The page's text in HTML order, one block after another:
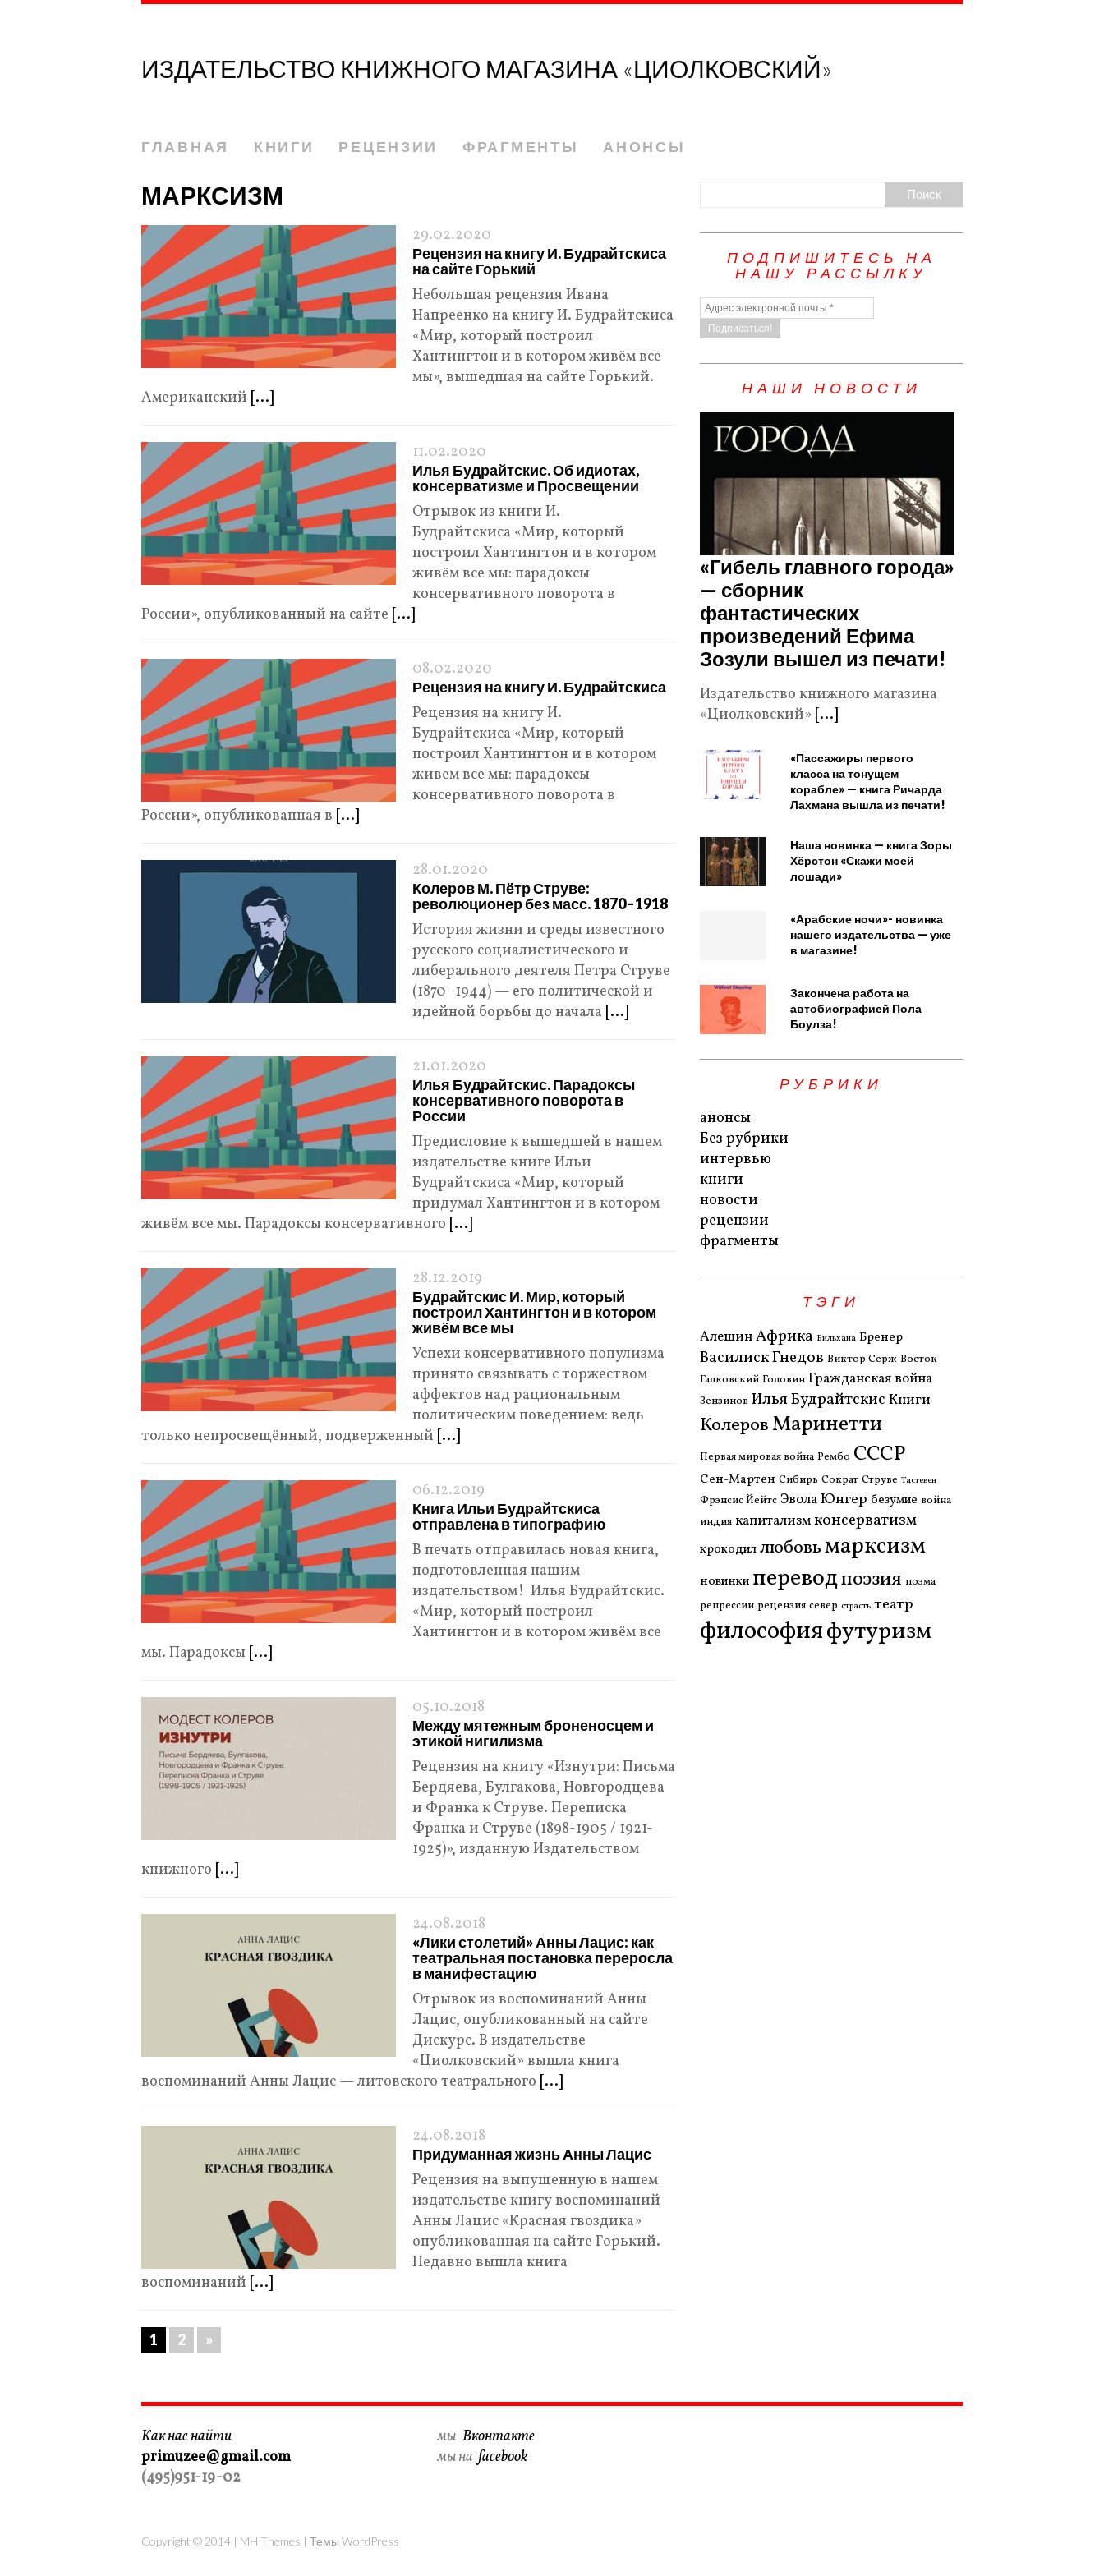
ИЗДАТЕЛЬСТВО КНИЖНОГО МАГАЗИНА «ЦИОЛКОВСКИЙ»
ГЛАВНАЯ КНИГИ РЕЦЕНЗИИ ФРАГМЕНТЫ АНОНСЫ
МАРКСИЗМ
29.02.2020
Рецензия на книгу И. Будрайтскиса
на сайте Горький
Небольшая рецензия Ивана
Напреенко на книгу И. Будрайтскиса
«Мир, который построил
Хантингтон и в котором живём все
мы», вышедшая на сайте Горький.
Американский [...]
11.02.2020
Илья Будрайтскис. Об идиотах,
консерватизме и Просвещении
Отрывок из книги И.
Будрайтскиса «Мир, который
построил Хантингтон и в котором
живём все мы: парадоксы
консервативного поворота в
России», опубликованный на сайте [...]
08.02.2020
Рецензия на книгу И. Будрайтскиса
Рецензия на книгу И.
Будрайтскиса «Мир, который
построил Хантингтон и в котором
живем все мы: парадоксы
консервативного поворота в
России», опубликованная в [...]
28.01.2020
Колеров М. Пётр Струве:
революционер без масс. 1870–1918
История жизни и среды известного
русского социалистического и
либерального деятеля Петра Струве
(1870–1944) — его политической и
идейной борьбы до начала [...]
21.01.2020
Илья Будрайтскис. Парадоксы
консервативного поворота в
России
Предисловие к вышедшей в нашем
издательстве книге Ильи
Будрайтскиса «Мир, который
придумал Хантингтон и в котором
живём все мы. Парадоксы консервативного [...]
28.12.2019
Будрайтскис И. Мир, который
построил Хантингтон и в котором
живём все мы
Успехи консервативного популизма
принято связывать с торжеством
аффектов над рациональным
политическим поведением: ведь
только непросвещённый, подверженный [...]
06.12.2019
Книга Ильи Будрайтскиса
отправлена в типографию
В печать отправилась новая книга,
подготовленная нашим
издательством! Илья Будрайтскис.
«Мир, который построил
Хантингтон и в котором живём все
мы. Парадоксы [...]
05.10.2018
Между мятежным броненосцем и
этикой нигилизма
Рецензия на книгу «Изнутри: Письма
Бердяева, Булгакова, Новгородцева
и Франка к Струве. Переписка
Франка и Струве (1898-1905 / 1921-
1925)», изданную Издательством
книжного [...]
24.08.2018
«Лики столетий» Анны Лацис: как
театральная постановка переросла
в манифестацию
Отрывок из воспоминаний Анны
Лацис, опубликованный на сайте
Дискурс. В издательстве
«Циолковский» вышла книга
воспоминаний Анны Лацис — литовского театрального [...]
24.08.2018
Придуманная жизнь Анны Лацис
Рецензия на выпущенную в нашем
издательстве книгу воспоминаний
Анны Лацис «Красная гвоздика»
опубликованная на сайте Горький.
Недавно вышла книга
воспоминаний [...]
1 2 »
ПОДПИШИТЕСЬ НА
НАШУ РАССЫЛКУ
НАШИ НОВОСТИ
«Гибель главного города»
— сборник
фантастических
произведений Ефима
Зозули вышел из печати!
Издательство книжного магазина
«Циолковский» [...]
«Пассажиры первого
класса на тонущем
корабле» — книга Ричарда
Лахмана вышла из печати!
Наша новинка — книга Зоры
Хёрстон «Скажи моей
лошади»
«Арабские ночи»- новинка
нашего издательства — уже
в магазине!
Закончена работа на
автобиографией Пола
Боулза!
РУБРИКИ
анонсы
Без рубрики
интервью
книги
новости
рецензии
фрагменты
ТЭГИ
АлешинАфрика Бильхана Бренер
Василиск Гнедов Виктор Серж Восток
Галковский Головин Гражданская война
Зензинов Илья Будрайтскис Книги
КолеровМаринетти
Первая мировая война Рембо СССР
Сен-Мартен Сибирь Сократ Струве Тастевен
Фрэнсис Йейтс ЭволаЮнгер безумие война
индия капитализмконсерватизм
крокодиллюбовьмарксизм
новинки переводпоэзия поэма
репрессии рецензия север страсть театр
философияфутуризм
Как нас найти
primuzee@gmail.com
(495)951-19-02
мы Вконтакте
мы на facebook
Copyright © 2014 | MH Themes | Темы WordPress